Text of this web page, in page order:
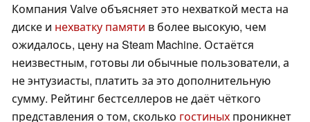
Компания Valve объясняет это нехваткой места на
диске и нехватку памяти в более высокую, чем
ожидалось, цену на Steam Machine. Остаётся
неизвестным, готовы ли обычные пользователи, а
не энтузиасты, платить за это дополнительную
сумму. Рейтинг бестселлеров не даёт чёткого
представления о том, сколько гостиных проникнет